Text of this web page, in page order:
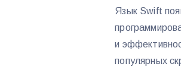
Язык Swift
и
популярных